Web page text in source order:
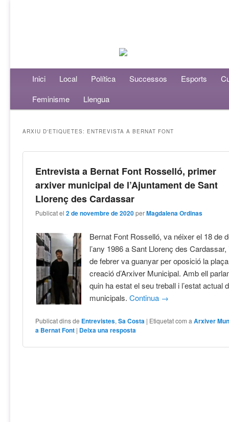
Menú principalAneu al contingut principal
Aneu al contingut secundari
Inici Local Política Successos Esports
Feminisme
Llengua
ARXIU D'ETIQUETES: ENTREVISTA A BERNAT FONT
Entrevista a Bernat Font Rosselló, primer
arxiver municipal de l’Ajuntament de Sant
Llorenç des Cardassar
Publicat el2 de novembre de 2020 perMagdalena Ordinas
Bernat Font Rosselló, va néixer el 18 de
l’any 1986 a Sant Llorenç des
de febrer va guanyar per oposició la
creació d’Arxiver Municipal. Amb ell
quin ha estat el seu treball i l’estat actual
municipals.Continua →
Publicat dins de Entrevistes,Sa Costa | Etiquetat com a Arxiver
a Bernat Font | Deixa una resposta